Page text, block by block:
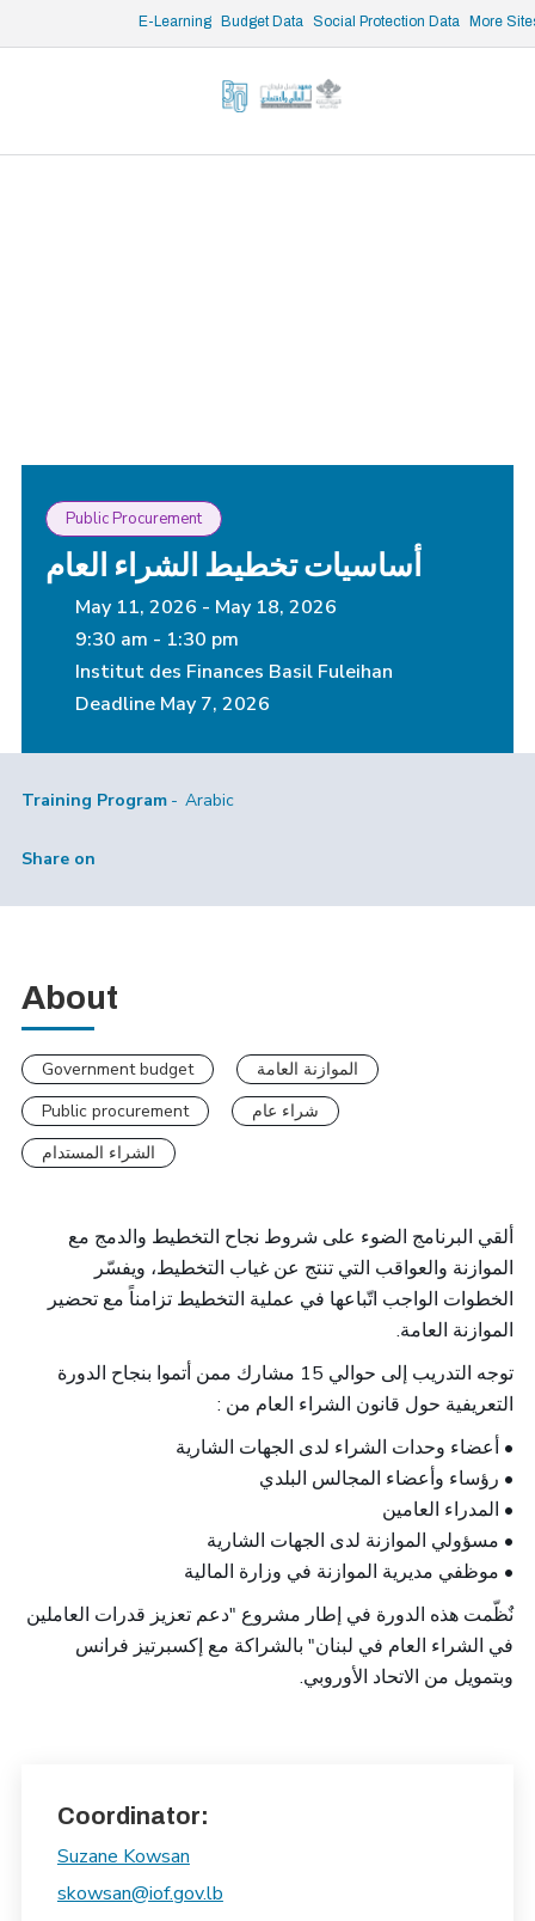
E-Learning Budget Data Social Protection Data More
/* opened search */
Public Procurement
أساسيات تخطيط الشراء العام
May 11, 2026 - May 18, 2026
9:30 am - 1:30 pm
Institut des Finances Basil Fuleihan
Deadline May 7, 2026
Training Program Arabic
Share on
About
Government budget
الموازنة العامة
Public procurement
شراء عام
الشراء المستدام
ألقي البرنامج الضوء على شروط نجاح التخطيط والدمج مع
الموازنة والعواقب التي تنتج عن غياب التخطيط، ويفسّر
الخطوات الواجب اتّباعها في عملية التخطيط تزامناً مع تحضير
الموازنة العامة.
توجه التدريب إلى حوالي 15 مشارك ممن أتموا بنجاح الدورة
التعريفية حول قانون الشراء العام من :
• أعضاء وحدات الشراء لدى الجهات الشارية
• رؤساء وأعضاء المجالس البلدي
• المدراء العامين
• مسؤولي الموازنة لدى الجهات الشارية
• موظفي مديرية الموازنة في وزارة المالية
نٌظّمت هذه الدورة في إطار مشروع "دعم تعزيز قدرات العاملين
في الشراء العام في لبنان" بالشراكة مع إكسبرتيز فرانس
وبتمويل من الاتحاد الأوروبي.
Coordinator:
Suzane Kowsan
skowsan@iof.gov.lb